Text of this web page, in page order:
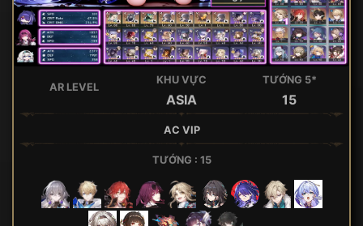
AR LEVEL
KHU VỰC
ASIA
TƯỚNG 5*
15
AC VIP
TƯỚNG : 15